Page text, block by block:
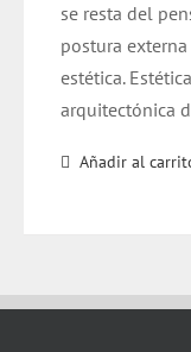
se resta del
postura
estética.
arquitectónica
Añadir al